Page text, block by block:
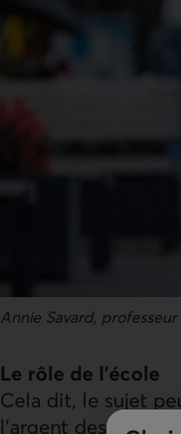
Annie Savard,
Le rôle de l’école
Cela dit, le sujet
l’argent des